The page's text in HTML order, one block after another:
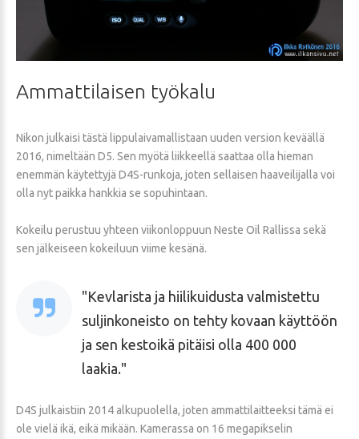
Ammattilaisen työkalu
Nikon julkaisi tästä lippulaivamallistaan uuden version keväällä
2016, nimeltään D5. Sen myötä liikkeellä saattaa olla hieman
enemmän käytettyjä D4S-runkoja, joten sellaisen haaveilijalla voi
olla nyt paikka hankkia se sopuhintaan.
Kokeilu perustuu yhteen viikonloppuun Neste Oil Rallissa sekä
sen jälkeiseen kokeiluun viime kesänä.
Kevlarista ja hiilikuidusta valmistettu
suljinkoneisto on tehty kovaan käyttöön
ja sen kestoikä pitäisi olla 400 000
laakia.
D4S julkaistiin 2014 alkupuolella, joten ammattilaitteeksi tämä ei
ole vielä ikä, eikä mikään. Kamerassa on 16 megapikselin